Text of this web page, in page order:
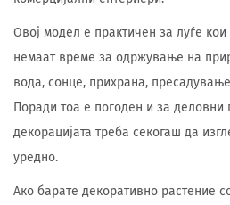
Овој модел е практичен за луѓе
немаат време за одржување на
вода, сонце, прихрана,
Поради тоа е погоден и за деловни
декорацијата треба секогаш да
уредно.
Ако барате декоративно растение